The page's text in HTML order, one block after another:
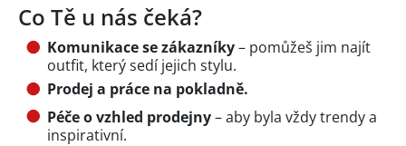
Co Tě u nás čeká?
Komunikace se zákazníky– pomůžeš jim najít
outfit, který sedí jejich stylu.
Prodej a práce na pokladně.
Péče o vzhled prodejny– aby byla vždy trendy a
inspirativní.